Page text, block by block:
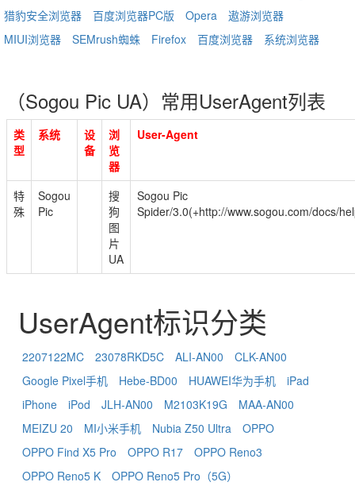
猎豹安全浏览器
百度浏览器PC版 Opera
遨游浏览器
MIUI浏览器
SEMrush蜘蛛 Firefox 百度浏览器 系统浏览器
（Sogou Pic UA）常用UserAgent列表
类
型
系统
设
备
浏
览
器
User-Agent
特
殊
Sogou
Pic
搜
狗
图
片
UA
Sogou Pic
Spider/3.0(+http://www.sogou.com/docs/
UserAgent标识分类
2207122MC 23078RKD5C ALI-AN00
CLK-AN00
Google Pixel手机
Hebe-BD00 HUAWEI华为手机
iPad
iPhone
iPod JLH-AN00 M2103K19G
MAA-AN00
MEIZU 20
MI小米手机 Nubia Z50 Ultra
OPPO
OPPO Find X5 Pro
OPPO R17
OPPO Reno3
OPPO Reno5 K
OPPO Reno5 Pro（5G）